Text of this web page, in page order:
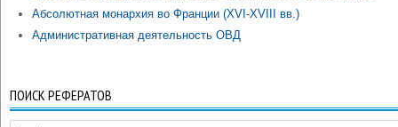
Абсолютная монархия во Франции (XVI-XVIII вв.)
Административная деятельность ОВД
ПОИСК РЕФЕРАТОВ